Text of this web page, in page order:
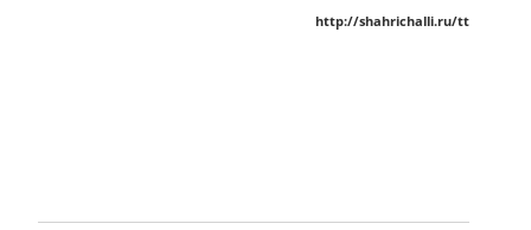
http://shahrichalli.ru/tt